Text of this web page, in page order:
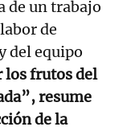
de un trabajo
de
del equipo
los frutos del
resume
de la